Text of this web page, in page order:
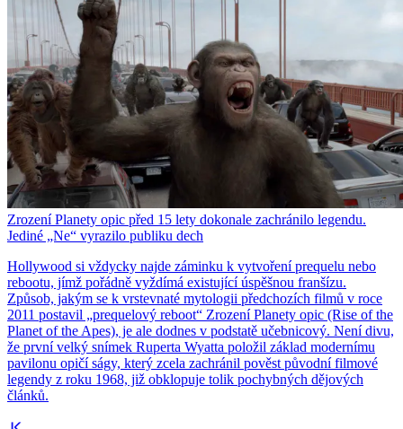
Zrození Planety opic před 15 lety dokonale zachránilo legendu.
Jediné „Ne“ vyrazilo publiku dech
Hollywood si vždycky najde záminku k vytvoření prequelu nebo
rebootu, jímž pořádně vyždímá existující úspěšnou franšízu.
Způsob, jakým se k vrstevnaté mytologii předchozích filmů v roce
2011 postavil „prequelový reboot“ Zrození Planety opic (Rise of the
Planet of the Apes), je ale dodnes v podstatě učebnicový. Není divu,
že první velký snímek Ruperta Wyatta položil základ modernímu
pavilonu opičí ságy, který zcela zachránil pověst původní filmové
legendy z roku 1968, již obklopuje tolik pochybných dějových
článků.